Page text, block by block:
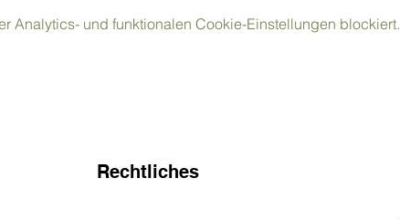
Analytics- und funktionalen Cookie-Einstellungen blockiert.
Rechtliches